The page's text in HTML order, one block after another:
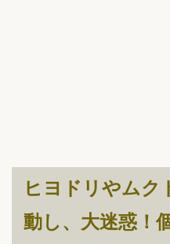
ヒヨドリやムク
動し、大迷惑！